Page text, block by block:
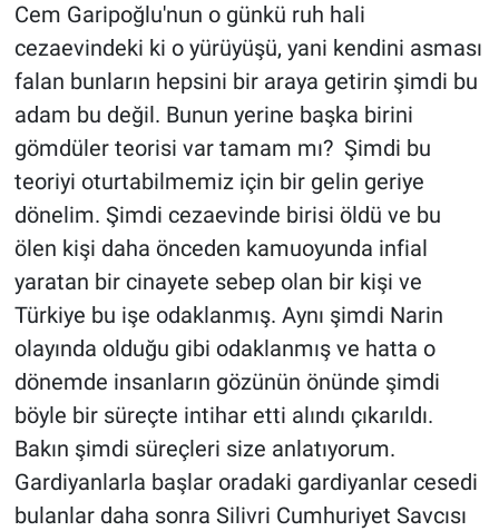
Cem Garipoğlu'nun o günkü ruh hali
cezaevindeki ki o yürüyüşü, yani kendini asması
falan bunların hepsini bir araya getirin şimdi bu
adam bu değil. Bunun yerine başka birini
gömdüler teorisi var tamam mı? Şimdi bu
teoriyi oturtabilmemiz için bir gelin geriye
dönelim. Şimdi cezaevinde birisi öldü ve bu
ölen kişi daha önceden kamuoyunda infial
yaratan bir cinayete sebep olan bir kişi ve
Türkiye bu işe odaklanmış. Aynı şimdi Narin
olayında olduğu gibi odaklanmış ve hatta o
dönemde insanların gözünün önünde şimdi
böyle bir süreçte intihar etti alındı çıkarıldı.
Bakın şimdi süreçleri size anlatıyorum.
Gardiyanlarla başlar oradaki gardiyanlar cesedi
bulanlar daha sonra Silivri Cumhuriyet Savcısı